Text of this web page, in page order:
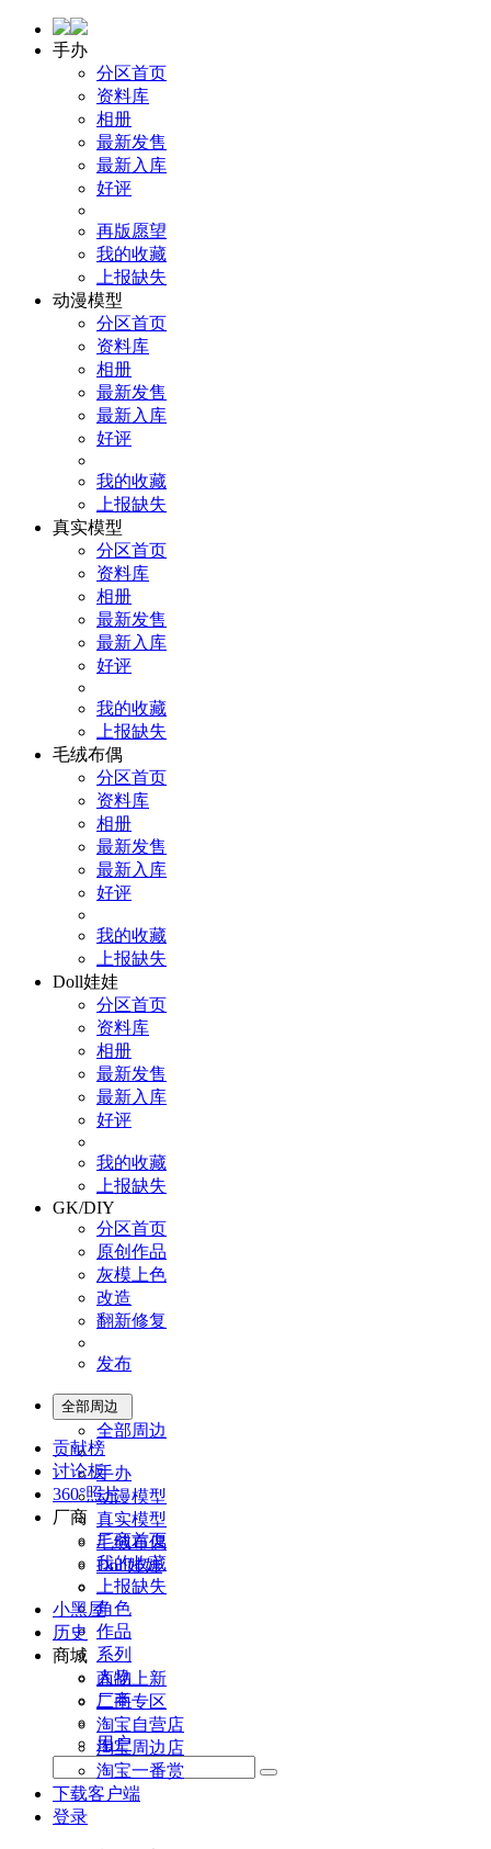
手办
分区首页
资料库
相册
最新发售
最新入库
好评
再版愿望
我的收藏
上报缺失
动漫模型
分区首页
资料库
相册
最新发售
最新入库
好评
我的收藏
上报缺失
真实模型
分区首页
资料库
相册
最新发售
最新入库
好评
我的收藏
上报缺失
毛绒布偶
分区首页
资料库
相册
最新发售
最新入库
好评
我的收藏
上报缺失
Doll娃娃
分区首页
资料库
相册
最新发售
最新入库
好评
我的收藏
上报缺失
GK/DIY
分区首页
原创作品
灰模上色
改造
翻新修复
发布
全部周边
全部周边
手办
动漫模型
真实模型
毛绒布偶
Doll娃娃
角色
作品
系列
人物
厂商
用户
贡献榜
讨论板
360°照片
厂商
厂商首页
我的收藏
上报缺失
小黑屋
历史
商城
商品上新
二手专区
淘宝自营店
淘宝周边店
淘宝一番赏
下载客户端
登录